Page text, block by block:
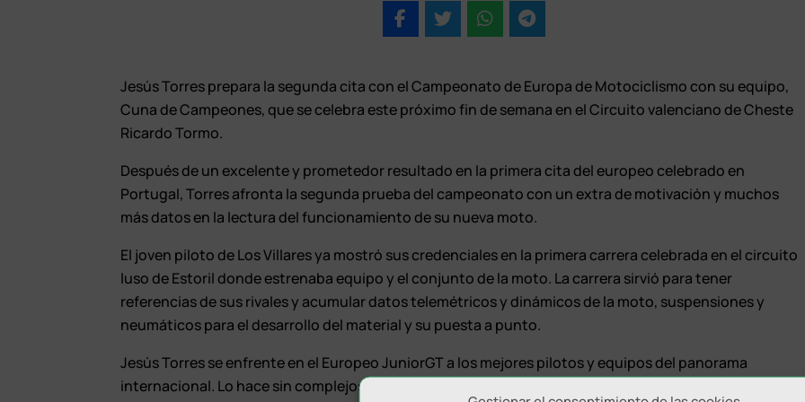
Jesús Torres prepara la segunda cita con el Campeonato de Europa de Motociclismo con su equipo,
Cuna de Campeones, que se celebra este próximo fin de semana en el Circuito valenciano de Cheste
Ricardo Tormo.
Después de un excelente y prometedor resultado en la primera cita del europeo celebrado en
Portugal, Torres afronta la segunda prueba del campeonato con un extra de motivación y muchos
más datos en la lectura del funcionamiento de su nueva moto.
El joven piloto de Los Villares ya mostró sus credenciales en la primera carrera celebrada en el circuito
luso de Estoril donde estrenaba equipo y el conjunto de la moto. La carrera sirvió para tener
referencias de sus rivales y acumular datos telemétricos y dinámicos de la moto, suspensiones y
neumáticos para el desarrollo del material y su puesta a punto.
Jesús Torres se enfrente en el Europeo JuniorGT a los mejores pilotos y equipos del panorama
internacional. Lo hace sin complejos y demostrando, con sus dotes de pilotaje y su capacidad de